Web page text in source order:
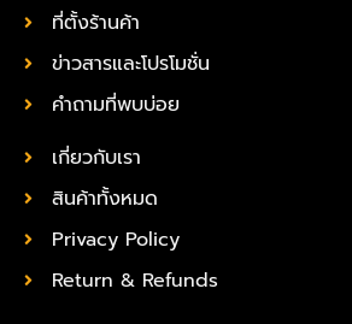
ที่ตั้งร้านค้า
ข่าวสารและโปรโมชั่น
คำถามที่พบบ่อย
เกี่ยวกับเรา
สินค้าทั้งหมด
Privacy Policy
Return & Refunds